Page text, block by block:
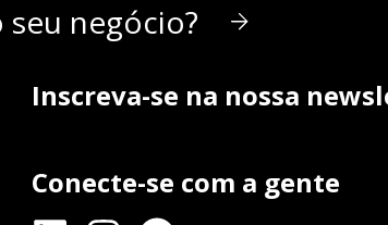
negócio?
Inscreva-se na nossa
Conecte-se com a gente